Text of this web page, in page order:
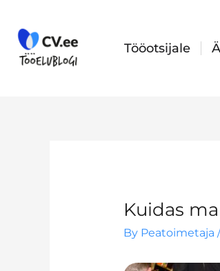
content
Tööotsijale
Kuidas
By Peatoimetaja